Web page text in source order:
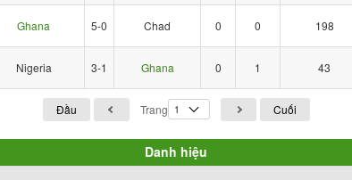
Ghana 5-0 Chad 0 0 198
Nigeria 3-1 Ghana 0 1 43
Đầu Trang Cuối
Danh hiệu